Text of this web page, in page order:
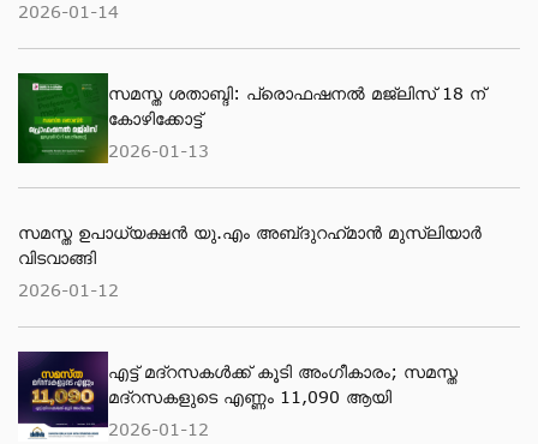
2026-01-14
സമസ്ത ശതാബ്ദി: പ്രൊഫഷനൽ മജ്‌ലിസ് 18 ന്
കോഴിക്കോട്ട്
2026-01-13
സമസ്ത ഉപാധ്യക്ഷൻ യു.എം അബ്‌ദുറഹ്‌മാൻ മുസ്‌ലിയാർ
വിടവാങ്ങി
2026-01-12
എട്ട് മദ്റസകള്‍ക്ക് കൂടി അംഗീകാരം; സമസ്ത
മദ്റസകളുടെ എണ്ണം 11,090 ആയി
2026-01-12